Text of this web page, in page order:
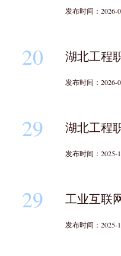
发布时间：2026-
20 湖北工程
发布时间：2026-
29 湖北工程
发布时间：2025-
29 工业互联
发布时间：2025-